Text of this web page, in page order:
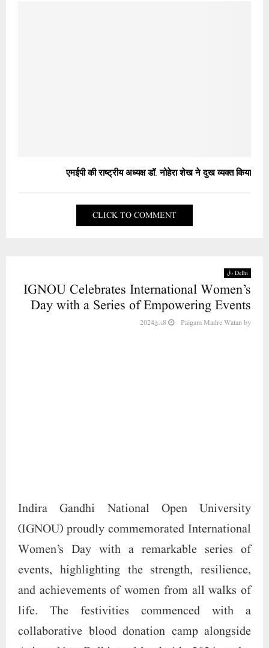
एमईपी की राष्ट्रीय अध्यक्ष डॉ. नोहेरा शेख ने दुख व्यक्त किया
CLICK TO COMMENT
Delhi دہلی
IGNOU Celebrates International Women’s
Day with a Series of Empowering Events
by
Paigam Madre Watan 8 مارچ 2024
Aaims, New Delhi, on March 4th, 2024, under
the theme "NARI SE NADI TAK” (From
Womanhood to Riverhood). The event
witnessed an overwhelming response from
donors, embodying the spirit of solidarity and
altruism.
Continuing the celebration, on March 6th,